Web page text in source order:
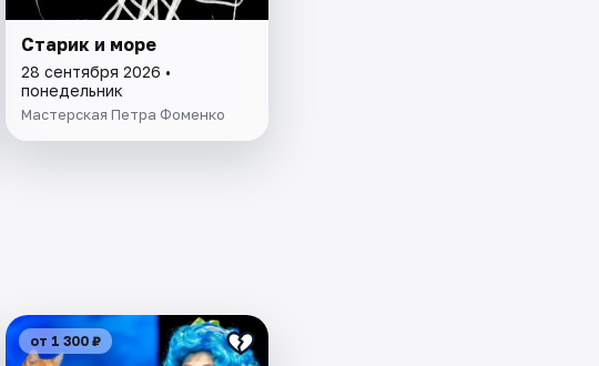
Старик и море
28 сентября 2026 •
понедельник
Мастерская Петра Фоменко
от 1 300 ₽